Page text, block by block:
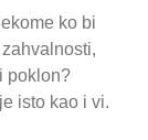
ko bi
poklon?
isto kao i vi.